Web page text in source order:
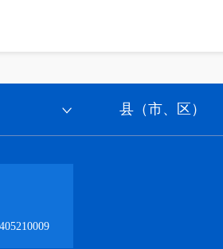
县（市、区）